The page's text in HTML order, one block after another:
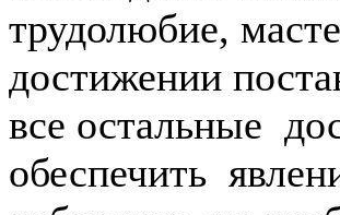
трудолюбие,
достижении
все остальные
обеспечить